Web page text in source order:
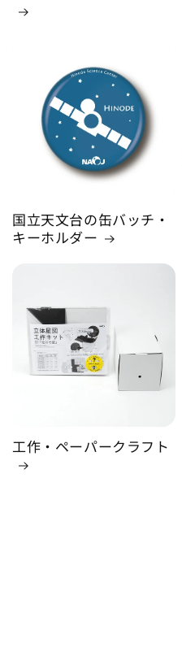
国立天文台の缶バッチ・
キーホルダー
工作・ペーパークラフト